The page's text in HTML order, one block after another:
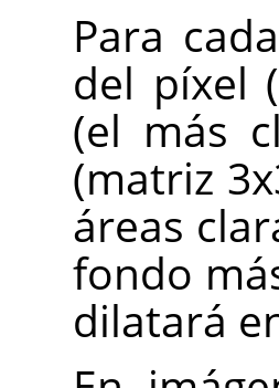
Para
del píxel
(el más
(matriz
áreas
fondo
dilatará